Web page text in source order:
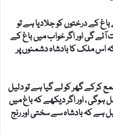
کے درختوں کو جلادیا ہے تو
آئے گی اور اگر خواب میں باغ کے
اس ملک کا بادشاہ دشمنوں پر
کرکے گھر کو لے گیا ہے تو دلیل
، اور اگر دیکھے کہ باغ میں
کہ بادشاہ سے سختی اور رنج